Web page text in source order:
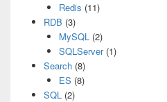
Redis (11)
RDB (3)
MySQL (2)
SQLServer(1)
Search(8)
ES (8)
SQL(2)